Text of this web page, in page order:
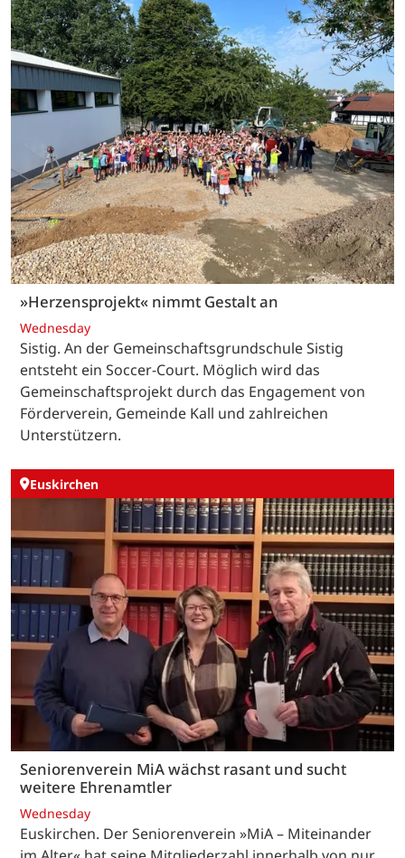
»Herzensprojekt« nimmt Gestalt an
Wednesday
Sistig. An der Gemeinschaftsgrundschule Sistig
entsteht ein Soccer-Court. Möglich wird das
Gemeinschaftsprojekt durch das Engagement von
Förderverein, Gemeinde Kall und zahlreichen
Unterstützern.
Euskirchen
Seniorenverein MiA wächst rasant und sucht
weitere Ehrenamtler
Wednesday
Euskirchen. Der Seniorenverein »MiA – Miteinander